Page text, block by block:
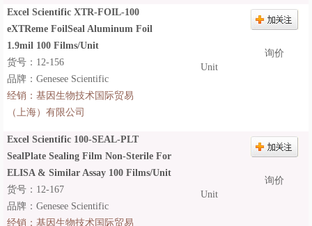
Excel Scientific XTR-FOIL-100
eXTReme FoilSeal Aluminum Foil
1.9mil 100 Films/Unit
Unit
询价
货号：12-156
品牌：Genesee Scientific
经销： 基因生物技术国际贸易
（上海）有限公司
Excel Scientific 100-SEAL-PLT
SealPlate Sealing Film Non-Sterile For
ELISA & Similar Assay 100 Films/Unit
Unit
询价
货号：12-167
品牌：Genesee Scientific
经销： 基因生物技术国际贸易